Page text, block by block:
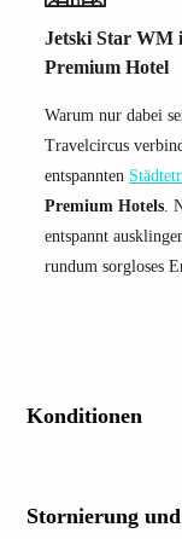
Jetski Star WM
Premium Hotel
Warum nur dabei
Travelcircus
entspannten
Premium Hotels.
entspannt
rundum sorgloses
Konditionen
Stornierung